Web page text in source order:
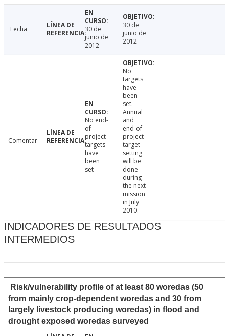
Fecha
30 de
junio de
2012
30 de
junio de
2012
Comentar
No end-
of-
project
targets
have
been
set
No
targets
have
been
set.
Annual
and
end-of-
project
target
setting
will be
done
during
the next
mission
in July
2010.
INDICADORES DE RESULTADOS
INTERMEDIOS
Risk/vulnerability profile of at least 80 woredas (50
from mainly crop-dependent woredas and 30 from
largely livestock producing woredas) in flood and
drought exposed woredas surveyed